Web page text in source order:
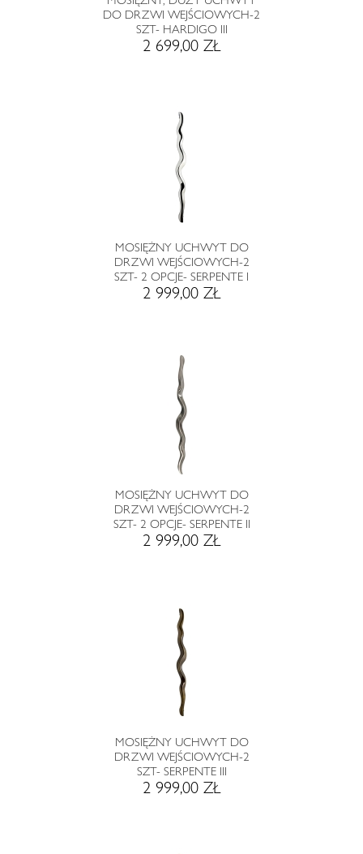
DO DRZWI WEJŚCIOWYCH-2
SZT- HARDIGO III
2 699,00 ZŁ
MOSIĘŻNY UCHWYT DO
DRZWI WEJŚCIOWYCH-2
SZT- 2 OPCJE- SERPENTE I
2 999,00 ZŁ
MOSIĘŻNY UCHWYT DO
DRZWI WEJŚCIOWYCH-2
SZT- 2 OPCJE- SERPENTE II
2 999,00 ZŁ
MOSIĘŻNY UCHWYT DO
DRZWI WEJŚCIOWYCH-2
SZT- SERPENTE III
2 999,00 ZŁ